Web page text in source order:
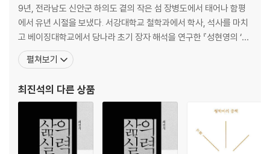
지적인 사람
성공한 사람
‘장오자’라는 사람
유유자적하고 장수를 누리는 사람
감동과 호기심이 넘치는 사람
제4부 건너가는 시선
야수의 시선
9년, 전라남도 신안군 하의도 곁의 작은 섬 장병도에서 태어나 함평
에서 유년 시절을 보냈다. 서강대학교 철학과에서 학사, 석사를 마치
고 베이징대학교에서 당나라 초기 장자 해석을 연구한 『성현영의 ‘장
자소’ 연구(成玄英的‘莊子疏’硏究)』(巴蜀書社, 2010)로 철학박
사 학위를 받았다. 도가(道家) 철학자인 그는 원래 서양철학을 공부
때는 미간을 찌푸리고 신경을 곤두세우며 책을
펼쳐보기
최진석의 다른 상품